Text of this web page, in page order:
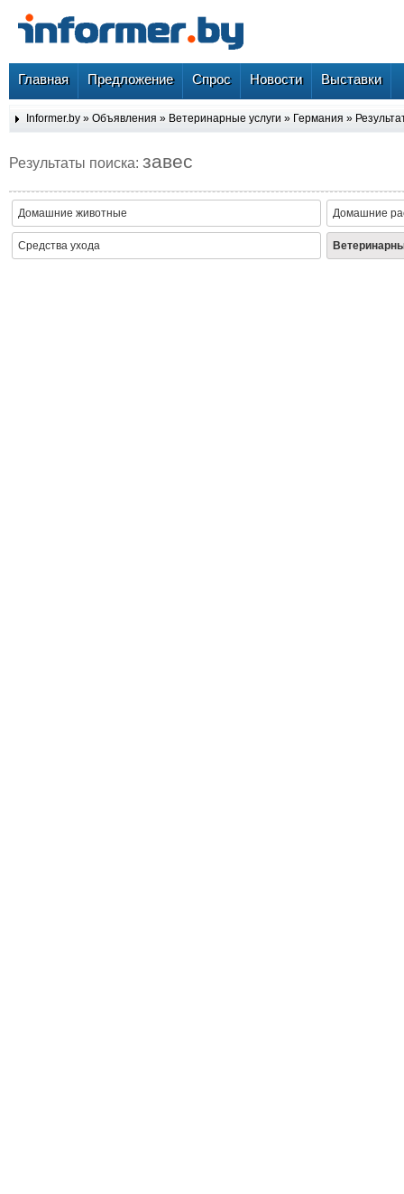
Главная Предложение Спрос Новости Выставки
Informer.by » Объявления » Ветеринарные услуги » Германия »
Результаты поиска: завес
Домашние животные Домашние
Средства ухода